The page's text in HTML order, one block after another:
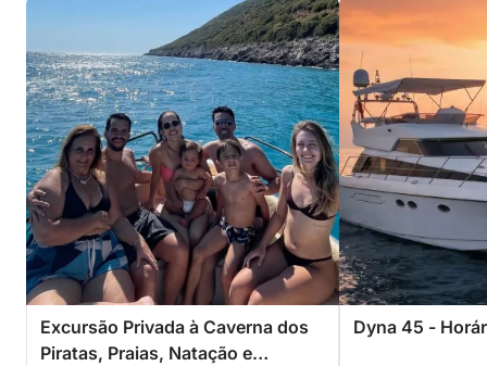
Excursão Privada à Caverna dos
Piratas, Praias, Natação e
Dyna 45 -